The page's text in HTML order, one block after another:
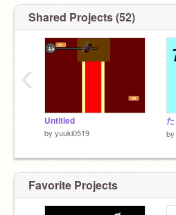
Shared Projects (52)
Untitled
by yuuki0519 by
‹
Favorite Projects